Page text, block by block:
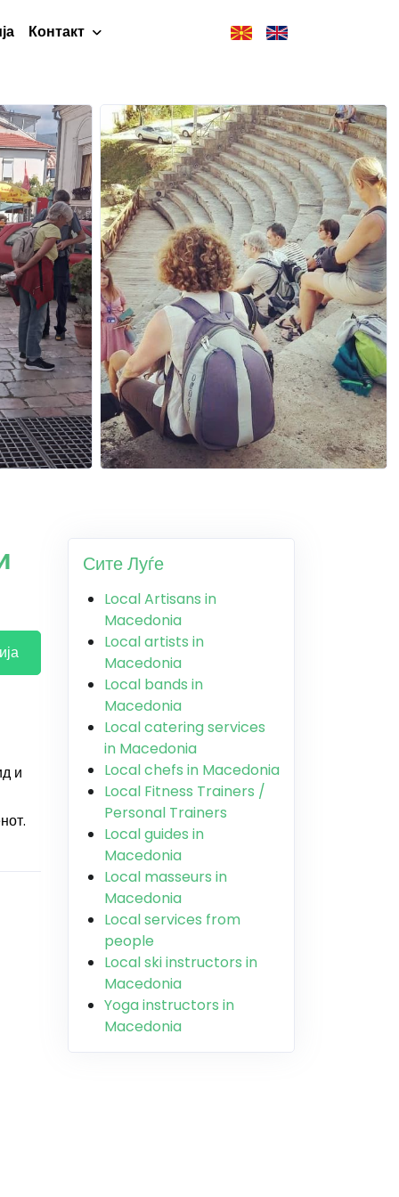
Контакт
и
Сите Луѓе
Local Artisans in
Macedonia
Local artists in
Macedonia
Local bands in
Macedonia
Local catering services
in Macedonia
Local chefs in Macedonia
Local Fitness Trainers /
Personal Trainers
Local guides in
Macedonia
Local masseurs in
Macedonia
Local services from
people
Local ski instructors in
Macedonia
Yoga instructors in
Macedonia